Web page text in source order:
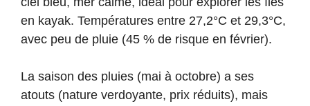
en kayak. Températures entre 27,2°C et 29,3°C,
avec peu de pluie (45 % de risque en février).
La saison des pluies (mai à octobre) a ses
atouts (nature verdoyante, prix réduits), mais